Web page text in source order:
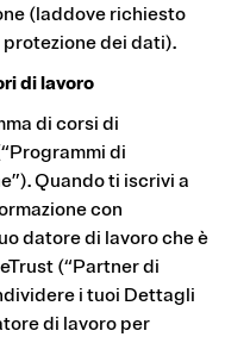
(laddove richiesto
dei dati).
di lavoro
di corsi di
di
Quando ti iscrivi a
con
datore di lavoro che è
(“Partner di
i tuoi Dettagli
di lavoro per